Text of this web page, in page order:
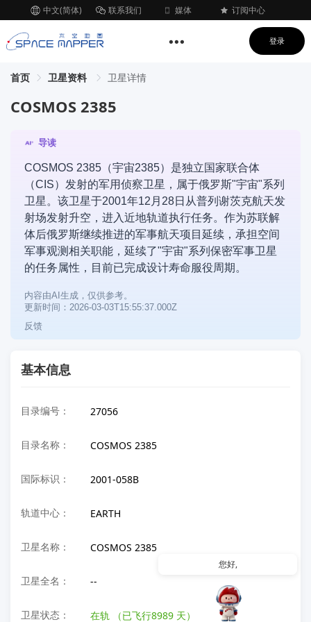
中文(简体) 联系我们 媒体 订阅中心
登录
您好,我是
首页 卫星资料 卫星详情
COSMOS 2385
导读
COSMOS 2385（宇宙2385）是独立国家联合体
（CIS）发射的军用侦察卫星，属于俄罗斯"宇宙"系列
卫星。该卫星于2001年12月28日从普列谢茨克航天发
射场发射升空，进入近地轨道执行任务。作为苏联解
体后俄罗斯继续推进的军事航天项目延续，承担空间
军事观测相关职能，延续了"宇宙"系列保密军事卫星
的任务属性，目前已完成设计寿命服役周期。
内容由AI生成，仅供参考。
更新时间：2026-03-03T15:55:37.000Z
反馈
基本信息
目录编号： 27056
目录名称： COSMOS 2385
国际标识： 2001-058B
轨道中心： EARTH
卫星名称： COSMOS 2385
卫星全名： --
卫星状态： 在轨 （已飞行8989 天）